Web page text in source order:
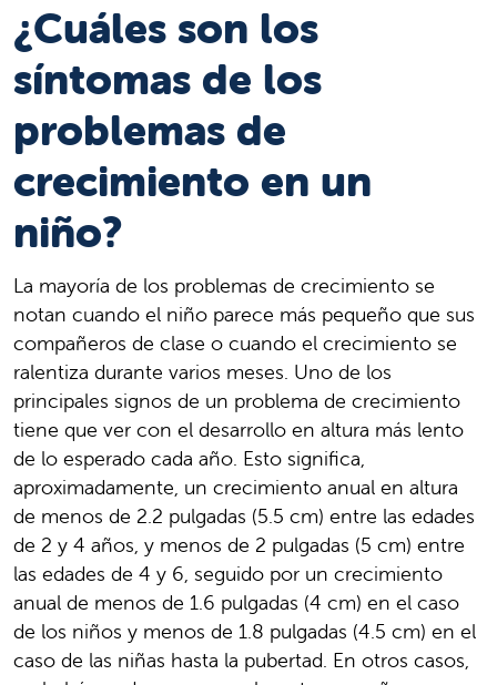
¿Cuáles son los
síntomas de los
problemas de
crecimiento en un
niño?
La mayoría de los problemas de crecimiento se
notan cuando el niño parece más pequeño que sus
compañeros de clase o cuando el crecimiento se
ralentiza durante varios meses. Uno de los
principales signos de un problema de crecimiento
tiene que ver con el desarrollo en altura más lento
de lo esperado cada año. Esto significa,
aproximadamente, un crecimiento anual en altura
de menos de 2.2 pulgadas (5.5 cm) entre las edades
de 2 y 4 años, y menos de 2 pulgadas (5 cm) entre
las edades de 4 y 6, seguido por un crecimiento
anual de menos de 1.6 pulgadas (4 cm) en el caso
de los niños y menos de 1.8 pulgadas (4.5 cm) en el
caso de las niñas hasta la pubertad. En otros casos,